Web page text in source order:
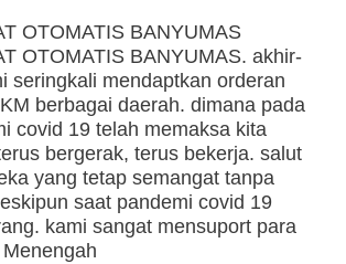
OTOMATIS BANYUMAS
OTOMATIS BANYUMAS. akhir-
seringkali mendaptkan orderan
berbagai daerah. dimana pada
covid 19 telah memaksa kita
bergerak, terus bekerja. salut
yang tetap semangat tanpa
saat pandemi covid 19
kami sangat mensuport para